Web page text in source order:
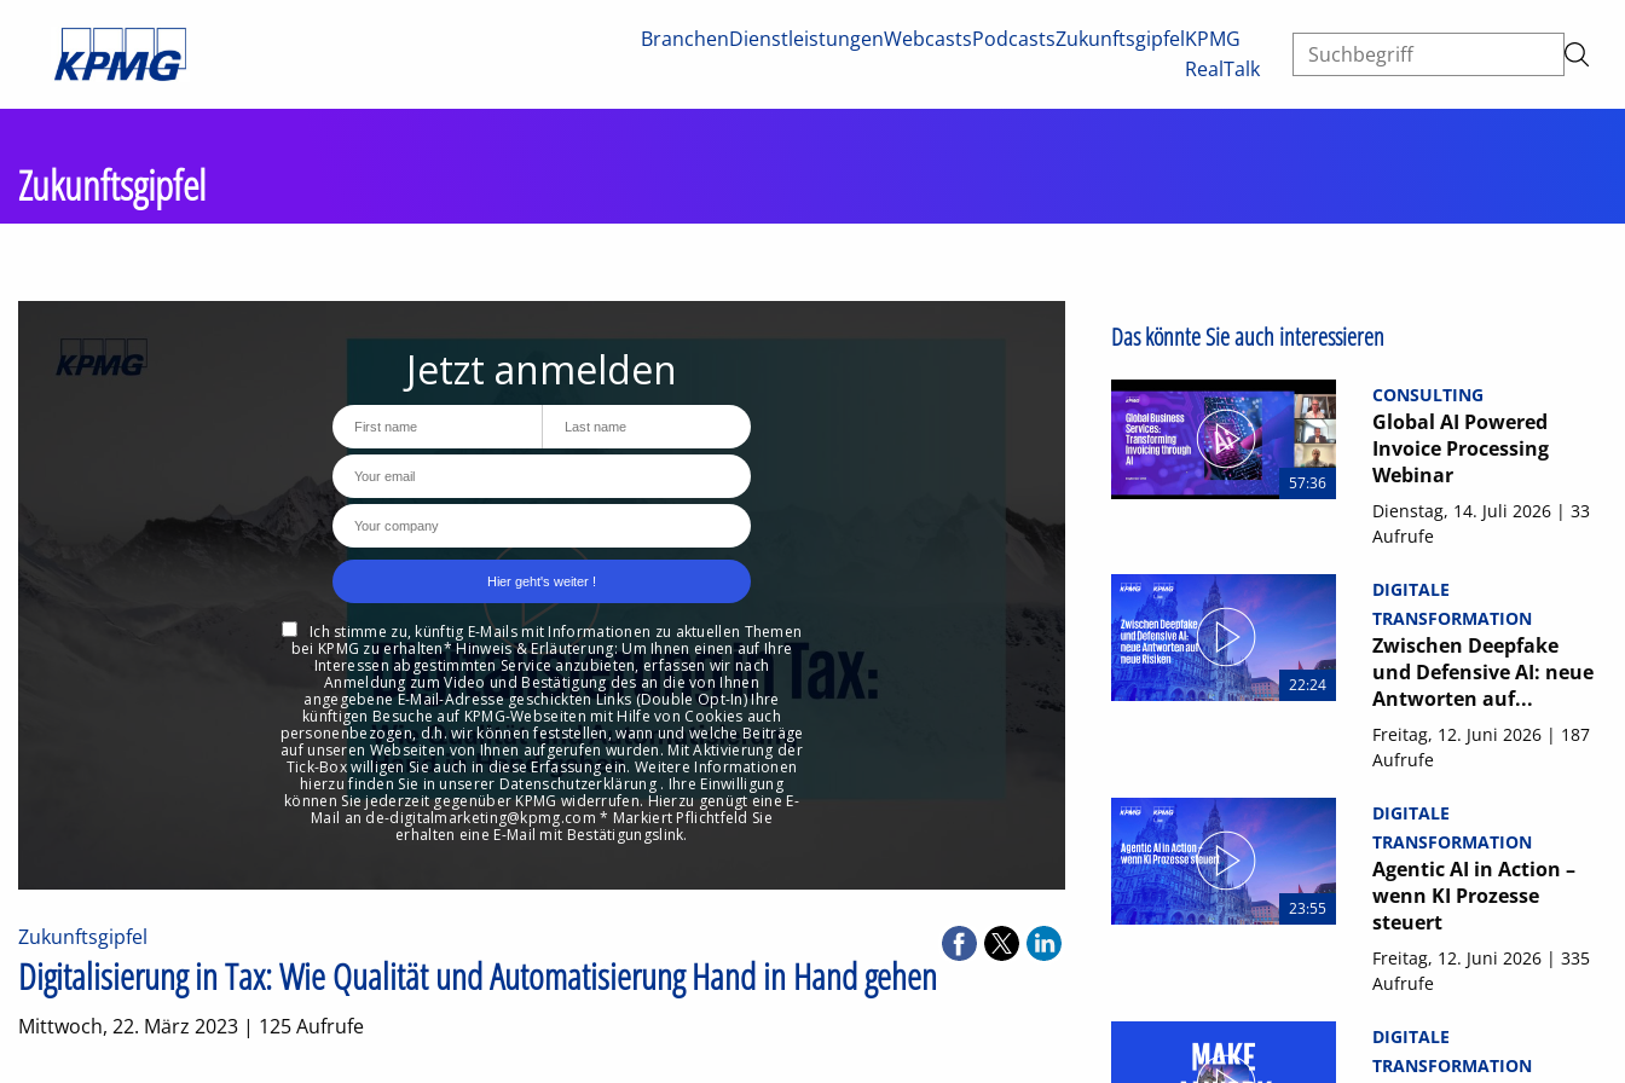
BranchenDienstleistungenWebcastsPodcastsZukunftsgipfelKPMG
RealTalk
Zukunftsgipfel
Zukunftsgipfel
Digitalisierung in Tax: Wie Qualität und Automatisierung Hand in Hand gehen
Mittwoch, 22. März 2023 | 125 Aufrufe
Das könnte Sie auch interessieren
57:36
CONSULTING
Global AI Powered
Invoice Processing
Webinar
Dienstag, 14. Juli 2026 | 33
Aufrufe
22:24
DIGITALE
TRANSFORMATION
Zwischen Deepfake
und Defensive AI: neue
Antworten auf...
Freitag, 12. Juni 2026 | 187
Aufrufe
23:55
DIGITALE
TRANSFORMATION
Agentic AI in Action –
wenn KI Prozesse
steuert
Freitag, 12. Juni 2026 | 335
Aufrufe
DIGITALE
TRANSFORMATION